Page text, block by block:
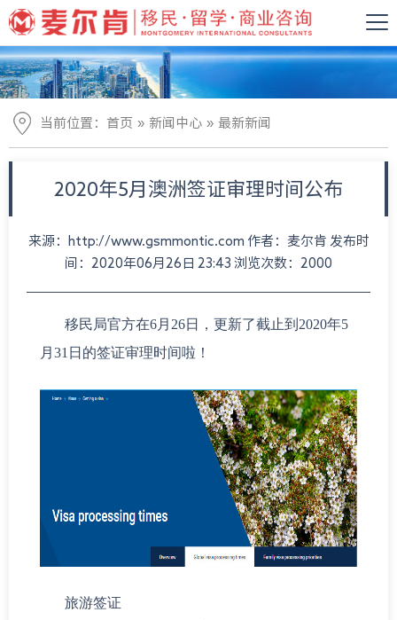
当前位置： 首页 » 新闻中心 » 最新新闻
2020年5月澳洲签证审理时间公布
来源：http://www.gsmmontic.com 作者：麦尔肯 发布时
间：2020年06月26日 23:43 浏览次数：2000
移民局官方在6月26日，更新了截止到2020年5
月31日的签证审理时间啦！
旅游签证